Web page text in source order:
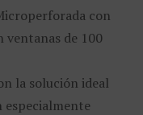
con
ventanas de 100
la solución ideal
especialmente